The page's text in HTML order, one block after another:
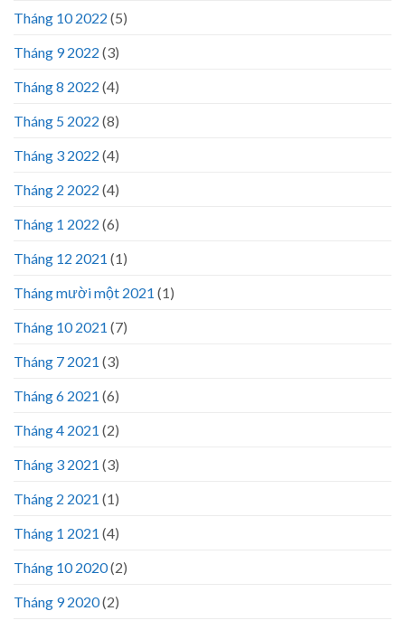
Tháng 10 2022 (5)
Tháng 9 2022 (3)
Tháng 8 2022 (4)
Tháng 5 2022 (8)
Tháng 3 2022 (4)
Tháng 2 2022 (4)
Tháng 1 2022 (6)
Tháng 12 2021 (1)
Tháng mười một 2021 (1)
Tháng 10 2021 (7)
Tháng 7 2021 (3)
Tháng 6 2021 (6)
Tháng 4 2021 (2)
Tháng 3 2021 (3)
Tháng 2 2021 (1)
Tháng 1 2021 (4)
Tháng 10 2020(2)
Tháng 9 2020(2)